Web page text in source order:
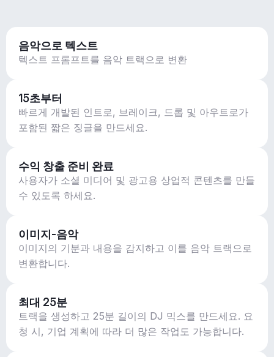
음악으로 텍스트
텍스트 프롬프트를 음악 트랙으로 변환
15초부터
빠르게 개발된 인트로, 브레이크, 드롭 및 아우트로가
포함된 짧은 징글을 만드세요.
수익 창출 준비 완료
사용자가 소셜 미디어 및 광고용 상업적 콘텐츠를 만들
수 있도록 하세요.
이미지-음악
이미지의 기분과 내용을 감지하고 이를 음악 트랙으로
변환합니다.
최대 25분
트랙을 생성하고 25분 길이의 DJ 믹스를 만드세요. 요
청 시, 기업 계획에 따라 더 많은 작업도 가능합니다.